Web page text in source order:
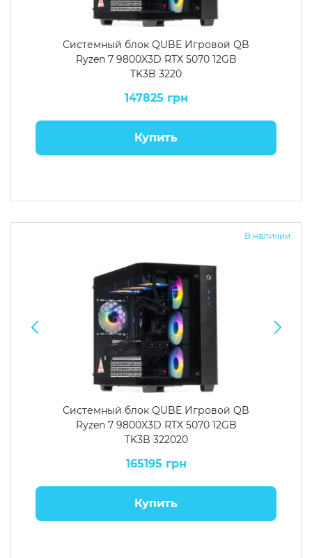
Системный блок QUBE Игровой QB
Ryzen 7 9800X3D RTX 5070 12GB
TK3B 3220
147825 грн
Купить
В наличии
Системный блок QUBE Игровой QB
Ryzen 7 9800X3D RTX 5070 12GB
TK3B 322020
165195 грн
Купить